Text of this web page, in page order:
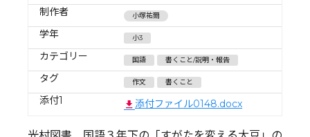
制作者
小塚祐爾
学年 小3
カテゴリー 国語 書くこと/説明・報告
タグ 作文 書くこと
添付1 添付ファイル0148.docx